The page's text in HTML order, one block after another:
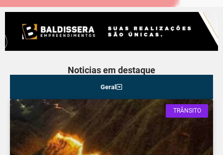
Noticias em destaque
Geral
TRÂNSITO